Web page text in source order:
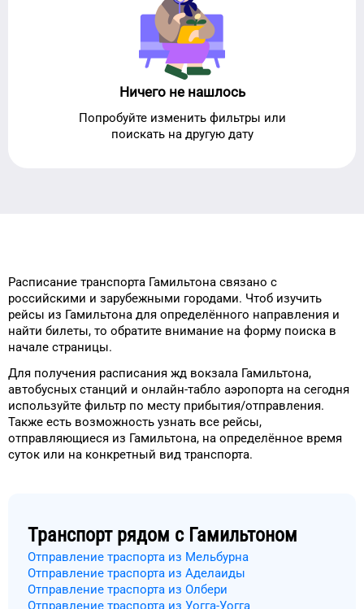
Ничего не нашлось
Попробуйте изменить фильтры или
поискать на другую дату
Расписание транспорта Гамильтона связано с
российскими и зарубежными городами. Чтоб изучить
рейсы из Гамильтона для определённого направления и
найти билеты, то обратите внимание на форму поиска в
начале страницы.
Для получения расписания жд вокзала Гамильтона,
автобусных станций и онлайн-табло аэропорта на сегодня
используйте фильтр по месту прибытия/отправления.
Также есть возможность узнать все рейсы,
отправляющиеся из Гамильтона, на определённое время
суток или на конкретный вид транспорта.
Транспорт рядом с Гамильтоном
Отправление траспорта из Мельбурна
Отправление траспорта из Аделаиды
Отправление траспорта из Олбери
Отправление траспорта из Уогга-Уогга